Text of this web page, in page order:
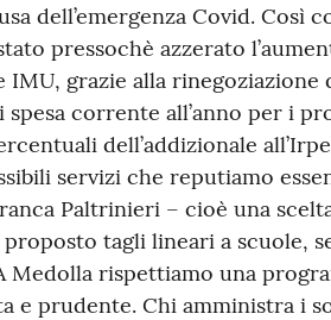
dell’emergenza Covid. Così
pressochè azzerato
grazie alla rinegoziazione
corrente all’anno per i
dell’addizionale
servizi che reputiamo
Paltrinieri – cioè una
tagli lineari a scuole,
Medolla rispettiamo una
e prudente. Chi amministra i